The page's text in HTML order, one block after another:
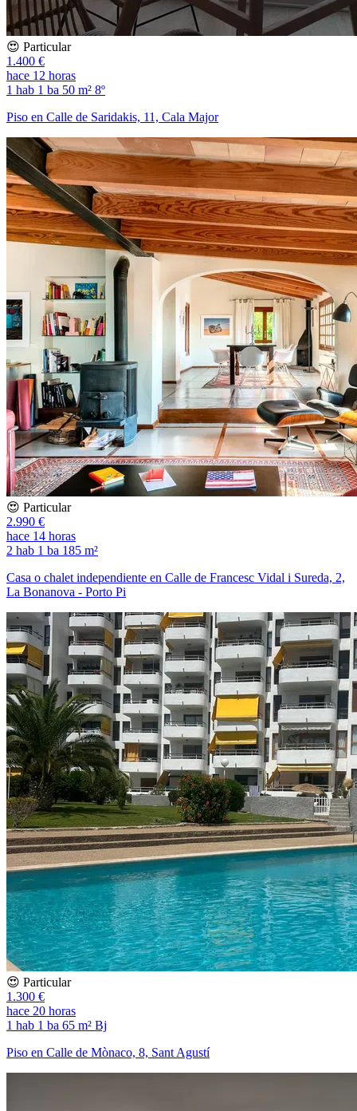
😍 Particular
1.400 €
hace 12 horas
1 hab 1 ba 50 m² 8º
Piso en Calle de Saridakis, 11, Cala Major
😍 Particular
2.990 €
hace 14 horas
2 hab 1 ba 185 m²
Casa o chalet independiente en Calle de Francesc Vidal i Sureda, 2,
La Bonanova - Porto Pi
😍 Particular
1.300 €
hace 20 horas
1 hab 1 ba 65 m² Bj
Piso en Calle de Mònaco, 8, Sant Agustí